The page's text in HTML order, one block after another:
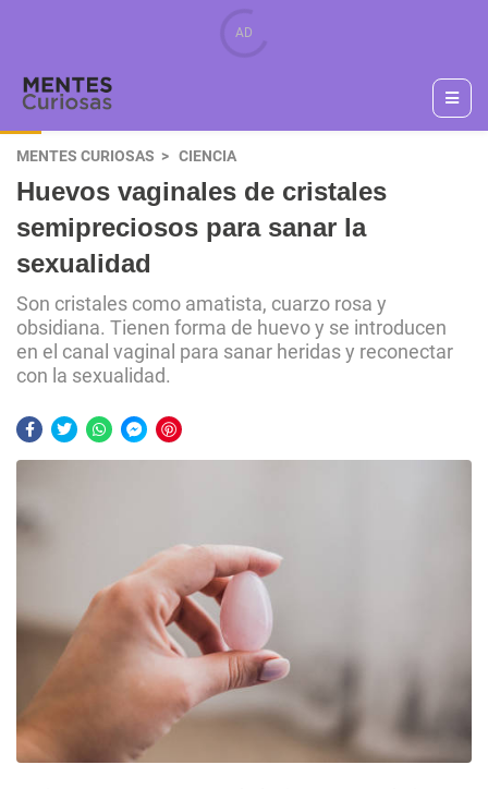
MENTES CURIOSAS CIENCIA
Huevos vaginales de cristales
semipreciosos para sanar la
sexualidad
Son cristales como amatista, cuarzo rosa y
obsidiana. Tienen forma de huevo y se introducen
en el canal vaginal para sanar heridas y reconectar
con la sexualidad.